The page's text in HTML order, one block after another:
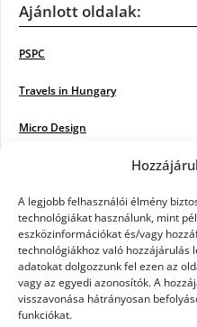
A legjobb felhasználói élmény
technológiákat használunk, mint
eszközinformációkat és/vagy
technológiákhoz való hozzájárulás
adatokat dolgozzunk fel ezen az
vagy az egyedi azonosítók. A
visszavonása hátrányosan
funkciókat.
Ajánlott oldalak:
PSPC
Travels in Hungary
Micro Design
Poiwiki
Öntözőrendszer
Jazz Steps
Unicorn Multipro